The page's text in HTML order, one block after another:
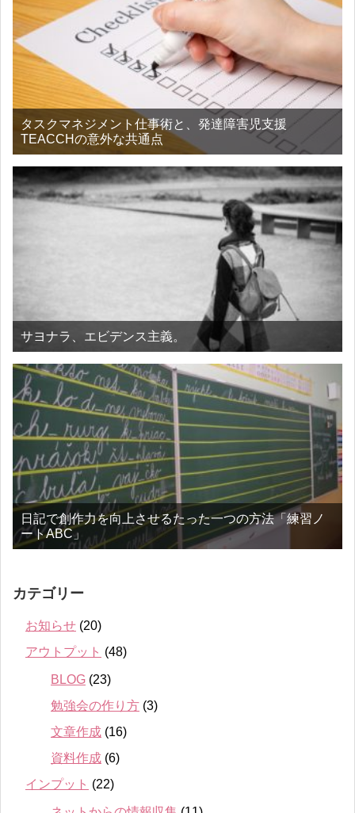
タスクマネジメント仕事術と、発達障害児支援
TEACCHの意外な共通点
サヨナラ、エビデンス主義。
日記で創作力を向上させるたった一つの方法「練習ノ
ートABC」
カテゴリー
お知らせ (20)
アウトプット (48)
BLOG (23)
勉強会の作り方 (3)
文章作成 (16)
資料作成 (6)
インプット (22)